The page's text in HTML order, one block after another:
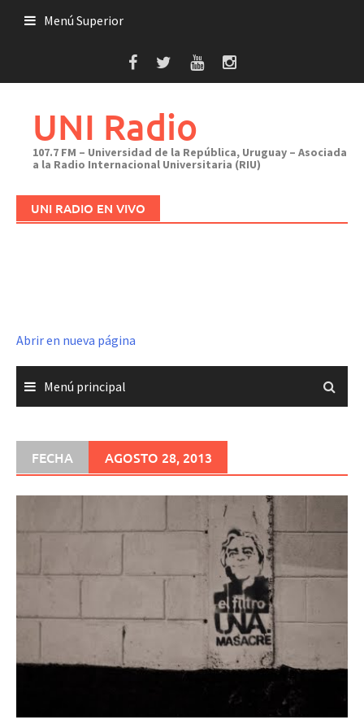
Menú Superior
UNI Radio
107.7 FM – Universidad de la República, Uruguay – Asociada
a la Radio Internacional Universitaria (RIU)
UNI RADIO EN VIVO
Abrir en nueva página
Menú principal
FECHA AGOSTO 28, 2013